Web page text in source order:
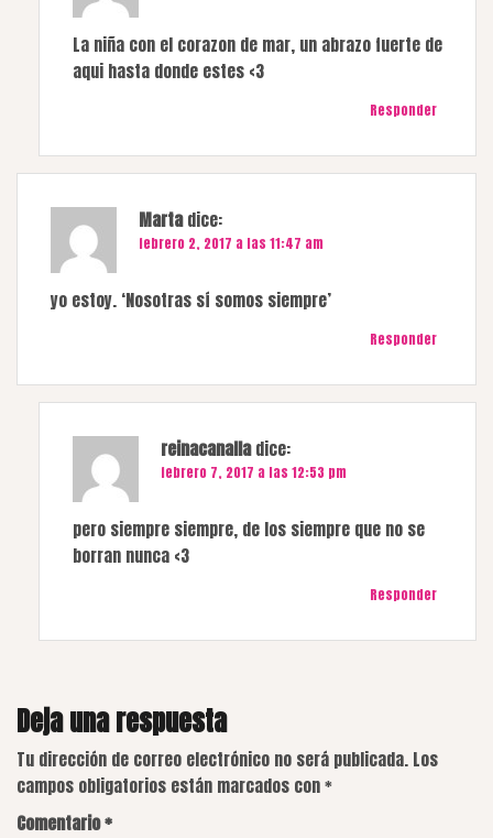
La niña con el corazon de mar, un abrazo fuerte de
aqui hasta donde estes <3
Responder
Marta dice:
febrero 2, 2017 a las 11:47 am
yo estoy. ‘Nosotras sí somos siempre’
Responder
reinacanalla dice:
febrero 7, 2017 a las 12:53 pm
pero siempre siempre, de los siempre que no se
borran nunca <3
Responder
Deja una respuesta
Tu dirección de correo electrónico no será publicada. Los
campos obligatorios están marcados con*
Comentario*